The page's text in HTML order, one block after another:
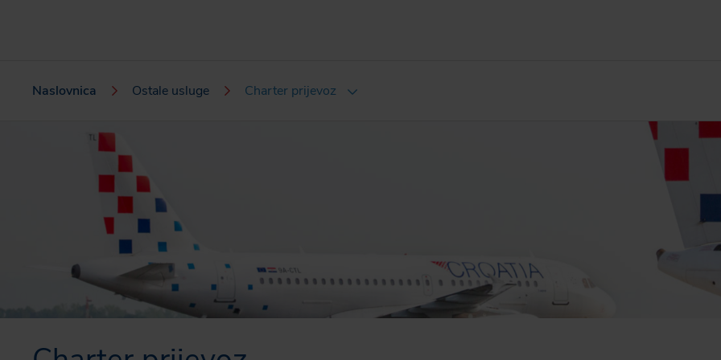
Naslovnica Ostale usluge Charter prijevoz